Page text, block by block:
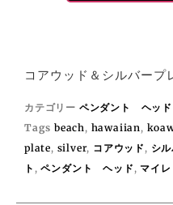
コアウッド＆シルバープ
カテゴリー ペンダント ヘッド
Tags beach , hawaiian ,
plate, silver, コアウッド , シ
ト ,ペンダント ヘッド , マイレ